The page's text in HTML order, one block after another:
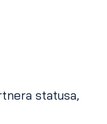
statusa,